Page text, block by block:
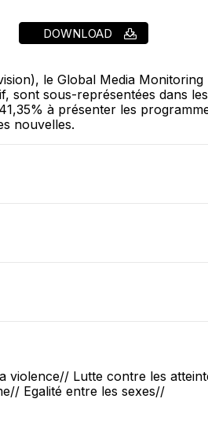
DOWNLOAD
le Global Media Monitoring
sont sous-représentées dans les
à présenter les
nouvelles.
violence// Lutte contre les
Egalité entre les sexes//